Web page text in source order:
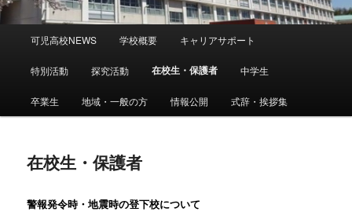
ュ
メ
イ
ン
テ
可児高校NEWS 学校概要 キャリアサポート
特別活動 探究活動 在校生・保護者 中学生
卒業生 地域・一般の方 情報公開 式辞・挨拶集
在校生・保護者
警報発令時・地震時の登下校について